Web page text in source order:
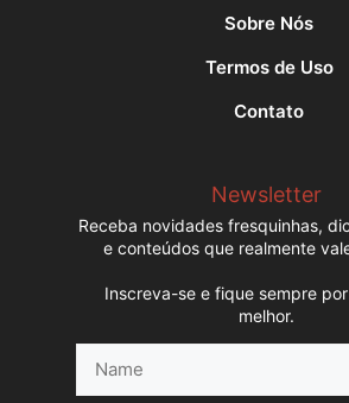
Sobre Nós
Termos de Uso
Contato
Newsletter
Receba novidades fresquinhas,
e conteúdos que realmente
Inscreva-se e fique sempre
melhor.